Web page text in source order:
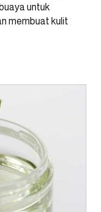
untuk
membuat kulit